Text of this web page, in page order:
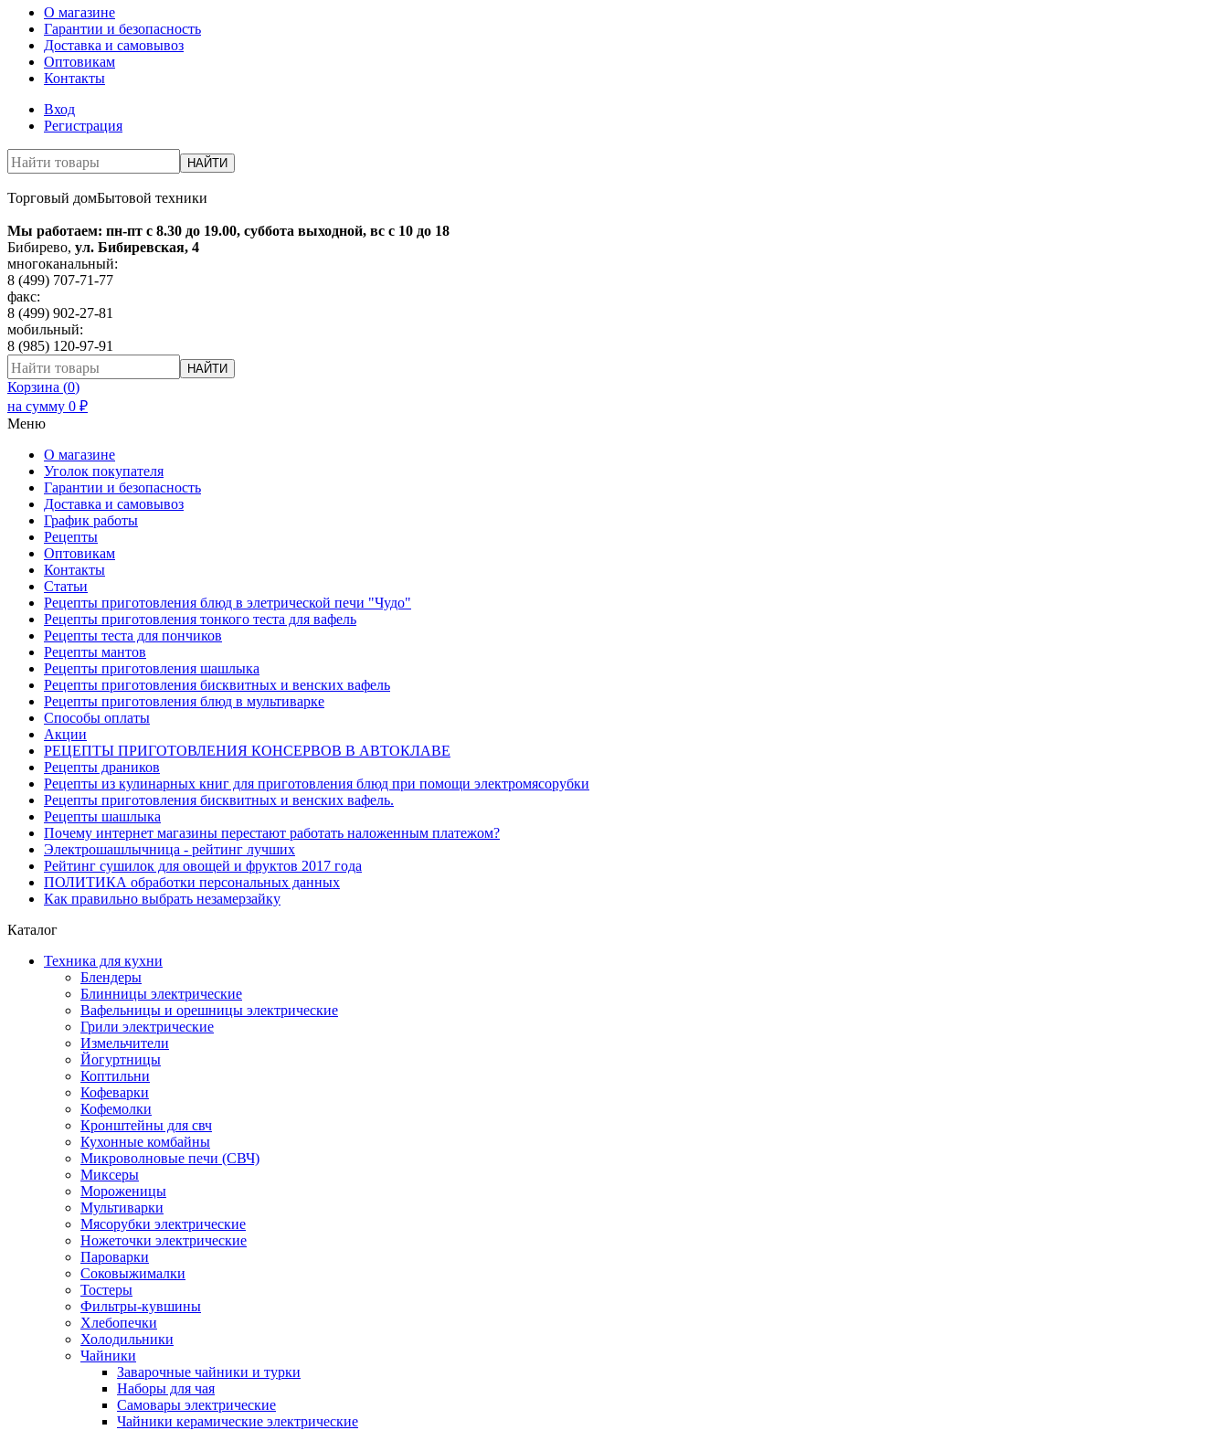
О магазине
Гарантии и безопасность
Доставка и самовывоз
Оптовикам
Контакты
Вход
Регистрация
НАЙТИ
Торговый домБытовой техники
Мы работаем: пн-пт с 8.30 до 19.00, суббота выходной, вс с 10 до 18
Бибирево, ул. Бибиревская, 4
многоканальный:
8 (499) 707-71-77
факс:
8 (499) 902-27-81
мобильный:
8 (985) 120-97-91
НАЙТИ
Корзина (0)
на сумму 0 ₽
Меню
О магазине
Уголок покупателя
Гарантии и безопасность
Доставка и самовывоз
График работы
Рецепты
Оптовикам
Контакты
Статьи
Рецепты приготовления блюд в элетрической печи "Чудо"
Рецепты приготовления тонкого теста для вафель
Рецепты теста для пончиков
Рецепты мантов
Рецепты приготовления шашлыка
Рецепты приготовления бисквитных и венских вафель
Рецепты приготовления блюд в мультиварке
Способы оплаты
Акции
РЕЦЕПТЫ ПРИГОТОВЛЕНИЯ КОНСЕРВОВ В АВТОКЛАВЕ
Рецепты драников
Рецепты из кулинарных книг для приготовления блюд при помощи электромясорубки
Рецепты приготовления бисквитных и венских вафель.
Рецепты шашлыка
Почему интернет магазины перестают работать наложенным платежом?
Электрошашлычница - рейтинг лучших
Рейтинг сушилок для овощей и фруктов 2017 года
ПОЛИТИКА обработки персональных данных
Как правильно выбрать незамерзайку
Каталог
Техника для кухни
Блендеры
Блинницы электрические
Вафельницы и орешницы электрические
Грили электрические
Измельчители
Йогуртницы
Коптильни
Кофеварки
Кофемолки
Кронштейны для свч
Кухонные комбайны
Микроволновые печи (СВЧ)
Миксеры
Мороженицы
Мультиварки
Мясорубки электрические
Ножеточки электрические
Пароварки
Соковыжималки
Тостеры
Фильтры-кувшины
Хлебопечки
Холодильники
Чайники
Заварочные чайники и турки
Наборы для чая
Самовары электрические
Чайники керамические электрические